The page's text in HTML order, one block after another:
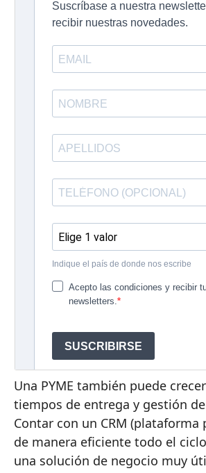
Una PYME también puede
tiempos de entrega y gestión
Contar con un CRM (plataforma
de manera eficiente todo el
una solución de negocio muy